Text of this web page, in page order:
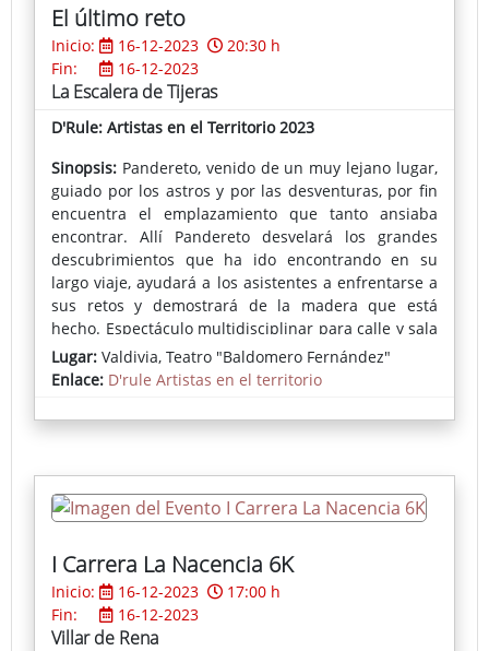
personajes capaces de soportar el encierro que se
han impuesto sin perder la cordura?
El último reto
Inicio: 16-12-2023
20:30 h
Fin:
16-12-2023
La Escalera de Tijeras
D'Rule: Artistas en el Territorio 2023
Sinopsis: Pandereto, venido de un muy lejano lugar,
guiado por los astros y por las desventuras, por fin
encuentra el emplazamiento que tanto ansiaba
encontrar. Allí Pandereto desvelará los grandes
descubrimientos que ha ido encontrando en su
largo viaje, ayudará a los asistentes a enfrentarse a
sus retos y demostrará de la madera que está
hecho. Espectáculo multidisciplinar para calle y sala
donde tendrá cabida la magia, malabares,
equilibrios, acrobacias … y mucho humor.
Lugar: Valdivia, Teatro "Baldomero Fernández"
Enlace: D'rule Artistas en el territorio
I Carrera La Nacencia 6K
Inicio: 16-12-2023
17:00 h
Fin:
16-12-2023
Villar de Rena